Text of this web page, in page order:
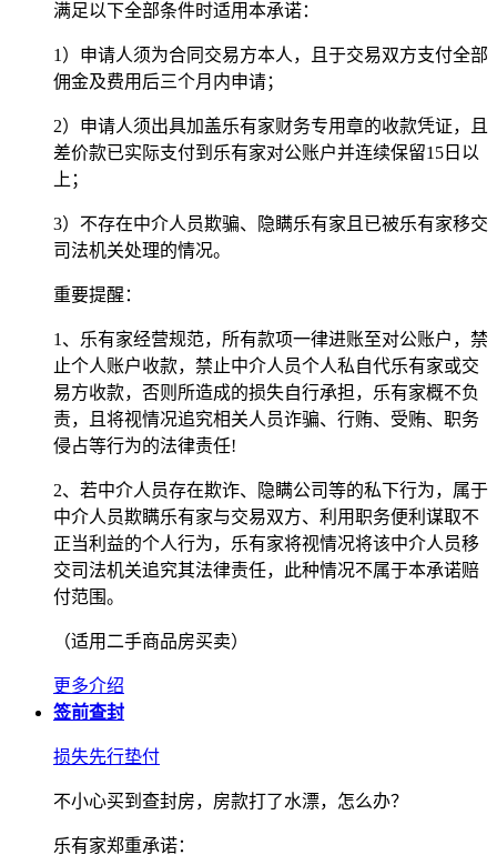
满足以下全部条件时适用本承诺：
1）申请人须为合同交易方本人，且于交易双方支付全部
佣金及费用后三个月内申请；
2）申请人须出具加盖乐有家财务专用章的收款凭证，且
差价款已实际支付到乐有家对公账户并连续保留15日以
上；
3）不存在中介人员欺骗、隐瞒乐有家且已被乐有家移交
司法机关处理的情况。
重要提醒：
1、乐有家经营规范，所有款项一律进账至对公账户，禁
止个人账户收款，禁止中介人员个人私自代乐有家或交
易方收款，否则所造成的损失自行承担，乐有家概不负
责，且将视情况追究相关人员诈骗、行贿、受贿、职务
侵占等行为的法律责任!
2、若中介人员存在欺诈、隐瞒公司等的私下行为，属于
中介人员欺瞒乐有家与交易双方、利用职务便利谋取不
正当利益的个人行为，乐有家将视情况将该中介人员移
交司法机关追究其法律责任，此种情况不属于本承诺赔
付范围。
（适用二手商品房买卖）
更多介绍
签前查封
损失先行垫付
不小心买到查封房，房款打了水漂，怎么办？
乐有家郑重承诺：